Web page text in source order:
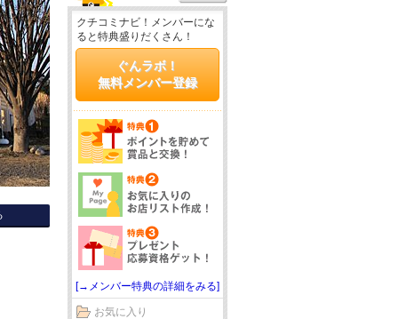
クチコミナビ！メンバーにな
ると特典盛りだくさん！
ぐんラボ！
無料メンバー登録
[→メンバー特典の詳細をみる]
お気に入り